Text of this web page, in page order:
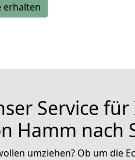
erhalten
Service
Hamm nach
umziehen? Ob um die